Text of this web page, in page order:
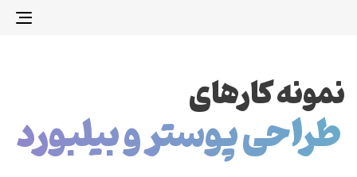
نمونه کارهای
طراحی پوستر و بیلبورد